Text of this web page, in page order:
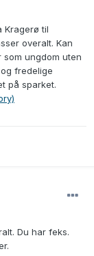
Kragerø til
overalt. Kan
ungdom uten
fredelige
på sparket.
Du har feks.